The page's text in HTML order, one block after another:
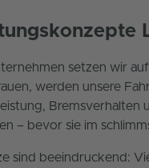
setzen wir
werden unsere
Bremsverhalten
– bevor sie im
sind beeindruckend: